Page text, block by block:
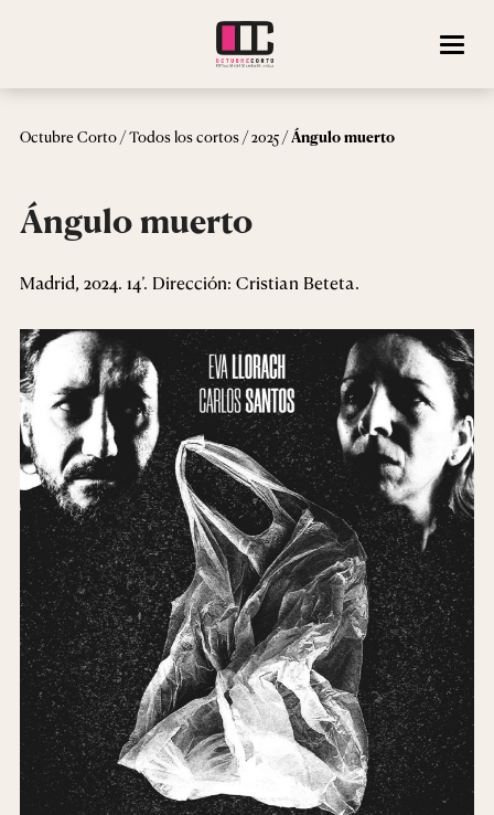
Octubre Corto/Todos los cortos/2025/Ángulo muerto
Ángulo muerto
Madrid, 2024. 14’. Dirección: Cristian Beteta.